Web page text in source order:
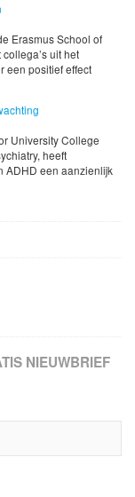
Erasmus School of
uit het
een positief effect
University College
heeft
ADHD een aanzienlijk
NIEUWBRIEF